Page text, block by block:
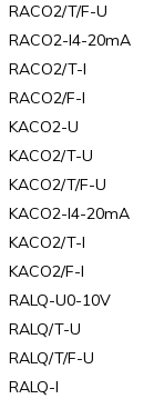
RACO2/T/F-U
RACO2-I4-20mA
RACO2/T-I
RACO2/F-I
KACO2-U
KACO2/T-U
KACO2/T/F-U
KACO2-I4-20mA
KACO2/T-I
KACO2/F-I
RALQ-U0-10V
RALQ/T-U
RALQ/T/F-U
RALQ-I